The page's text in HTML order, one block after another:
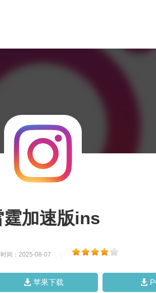
霆加速版ins
时间：2025-08-07
苹果下载